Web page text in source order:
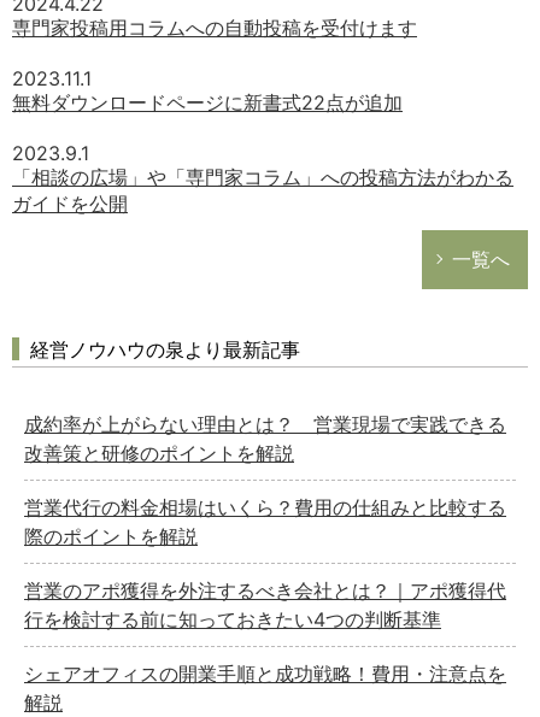
専門家投稿用コラムへの自動投稿を受付けます
2023.11.1
無料ダウンロードページに新書式22点が追加
2023.9.1
「相談の広場」や「専門家コラム」への投稿方法がわかる
ガイドを公開
一覧へ
経営ノウハウの泉より最新記事
成約率が上がらない理由とは？ 営業現場で実践できる
改善策と研修のポイントを解説
営業代行の料金相場はいくら？費用の仕組みと比較する
際のポイントを解説
営業のアポ獲得を外注するべき会社とは？｜アポ獲得代
行を検討する前に知っておきたい4つの判断基準
シェアオフィスの開業手順と成功戦略！費用・注意点を
解説